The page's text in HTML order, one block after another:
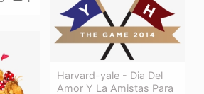
Harvard-yale - Dia Del
Amor Y La Amistas Para